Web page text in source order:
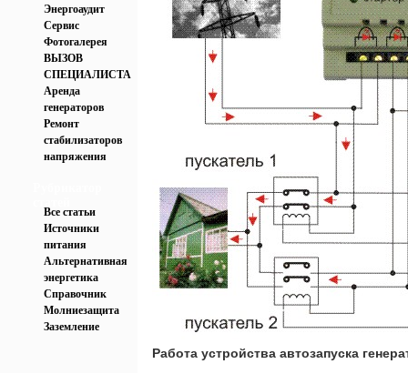
Энергоаудит
Сервис
Фотогалерея
ВЫЗОВ
СПЕЦИАЛИСТА
Аренда
генераторов
Ремонт
стабилизаторов
напряжения
Все статьи
Источники
питания
Альтернативная
энергетика
Справочник
Молниезащита
Заземление
Работа устройства автозапуска